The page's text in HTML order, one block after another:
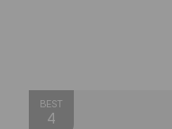
BEST
4